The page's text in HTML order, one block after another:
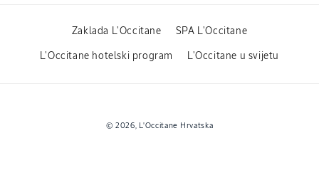
Zaklada L'Occitane SPA L'Occitane
L'Occitane hotelski program L'Occitane u svijetu
© 2026, L'Occitane Hrvatska